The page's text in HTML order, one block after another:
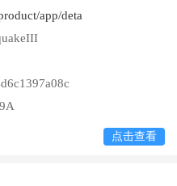
app/deta
点击查看